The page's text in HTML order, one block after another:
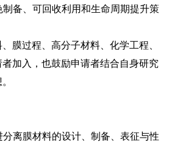
备、可回收利用和生命周期提升策
膜过程、高分子材料、化学工程、
加入，也鼓励申请者结合自身研究
离膜材料的设计、制备、表征与性